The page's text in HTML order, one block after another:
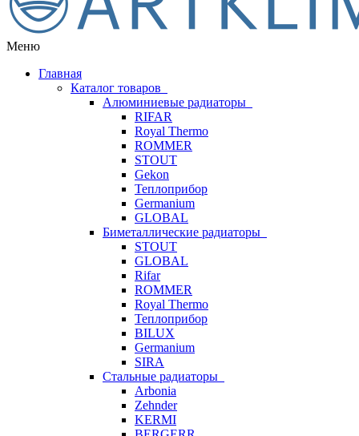
Меню
Главная
Каталог товаров
Алюминиевые радиаторы
RIFAR
Royal Thermo
ROMMER
STOUT
Gekon
Теплоприбор
Germanium
GLOBAL
Биметаллические радиаторы
STOUT
GLOBAL
Rifar
ROMMER
Royal Thermo
Теплоприбор
BILUX
Germanium
SIRA
Стальные радиаторы
Arbonia
Zehnder
KERMI